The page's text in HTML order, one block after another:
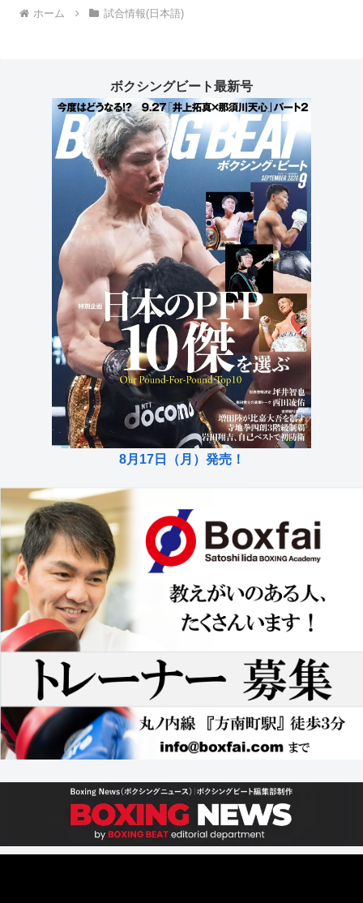
ホーム 試合情報(日本語)
ボクシングビート最新号
8月17日（月）発売！